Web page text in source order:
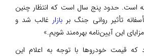
است. حدود پنج سال است که انتظار چنین
تأثیر روانی جنگ بر بازار غالب شد و
این آیین‌نامه بهره‌مند شویم.»
که قیمت خودروها با توجه به اعلام این